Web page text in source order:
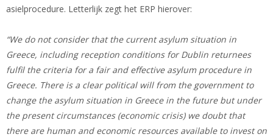
asielprocedure. Letterlijk zegt het ERP hierover:
“We do not consider that the current asylum situation in
Greece, including reception conditions for Dublin returnees
fulfil the criteria for a fair and effective asylum procedure in
Greece. There is a clear political will from the government to
change the asylum situation in Greece in the future but under
the present circumstances (economic crisis) we doubt that
there are human and economic resources available to invest on